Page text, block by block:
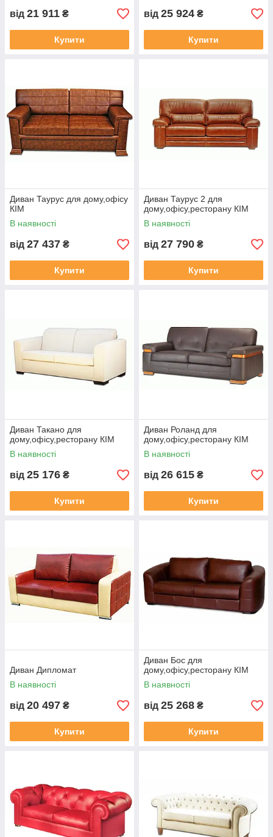
від 21 911 ₴
Купити
від 25 924 ₴
Купити
Диван Таурус для дому,офісу
КІМ
В наявності
від 27 437 ₴
Купити
Диван Таурус 2 для
дому,офісу,ресторану КІМ
В наявності
від 27 790 ₴
Купити
Диван Такано для
дому,офісу,ресторану КІМ
В наявності
від 25 176 ₴
Купити
Диван Роланд для
дому,офісу,ресторану КІМ
В наявності
від 26 615 ₴
Купити
Диван Дипломат
В наявності
від 20 497 ₴
Купити
Диван Бос для
дому,офісу,ресторану КІМ
В наявності
від 25 268 ₴
Купити